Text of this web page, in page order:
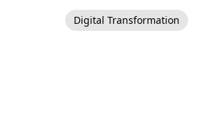
Digital Transformation